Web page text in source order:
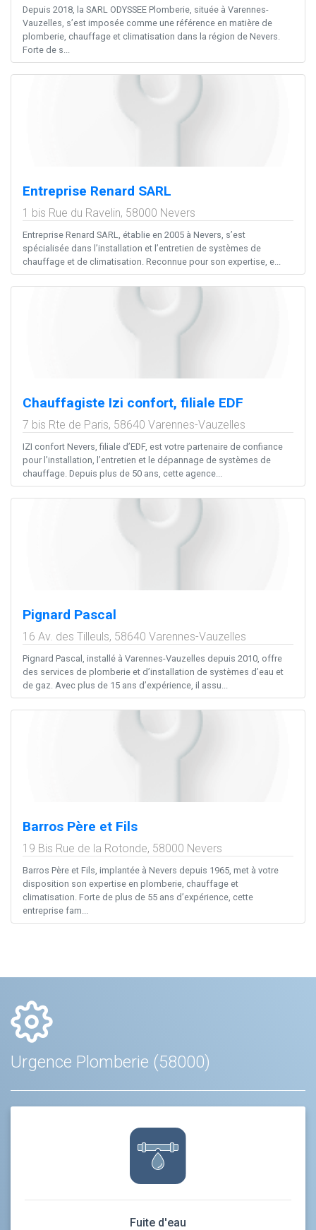
Depuis 2018, la SARL ODYSSEE Plomberie, située à Varennes-
Vauzelles, s’est imposée comme une référence en matière de
plomberie, chauffage et climatisation dans la région de Nevers.
Forte de s...
Entreprise Renard SARL
1 bis Rue du Ravelin, 58000 Nevers
Entreprise Renard SARL, établie en 2005 à Nevers, s’est
spécialisée dans l’installation et l’entretien de systèmes de
chauffage et de climatisation. Reconnue pour son expertise, e...
Chauffagiste Izi confort, filiale EDF
7 bis Rte de Paris, 58640 Varennes-Vauzelles
IZI confort Nevers, filiale d’EDF, est votre partenaire de confiance
pour l’installation, l’entretien et le dépannage de systèmes de
chauffage. Depuis plus de 50 ans, cette agence...
Pignard Pascal
16 Av. des Tilleuls, 58640 Varennes-Vauzelles
Pignard Pascal, installé à Varennes-Vauzelles depuis 2010, offre
des services de plomberie et d’installation de systèmes d’eau et
de gaz. Avec plus de 15 ans d’expérience, il assu...
Barros Père et Fils
19 Bis Rue de la Rotonde, 58000 Nevers
Barros Père et Fils, implantée à Nevers depuis 1965, met à votre
disposition son expertise en plomberie, chauffage et
climatisation. Forte de plus de 55 ans d’expérience, cette
entreprise fam...
Urgence Plomberie (58000)
Fuite d'eau